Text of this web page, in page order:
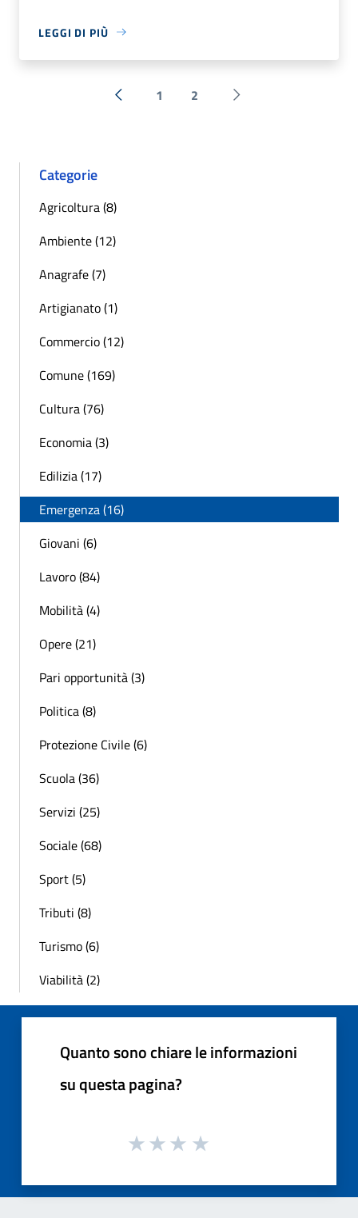
LEGGI DI PIÙ
« Precedente
1 2 Successiva »
Categorie
Agricoltura (8)
Ambiente (12)
Anagrafe (7)
Artigianato (1)
Commercio (12)
Comune (169)
Cultura (76)
Economia (3)
Edilizia (17)
Emergenza (16)
Giovani (6)
Lavoro (84)
Mobilità (4)
Opere (21)
Pari opportunità (3)
Politica (8)
Protezione Civile (6)
Scuola (36)
Servizi (25)
Sociale (68)
Sport (5)
Tributi (8)
Turismo (6)
Viabilità (2)
Quanto sono chiare le informazioni
su questa pagina?